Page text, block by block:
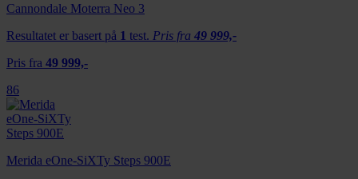
Cannondale Moterra Neo 3
Resultatet er basert på 1 test. Pris fra 49 999,-
Pris fra 49 999,-
86
Merida eOne-SiXTy Steps 900E